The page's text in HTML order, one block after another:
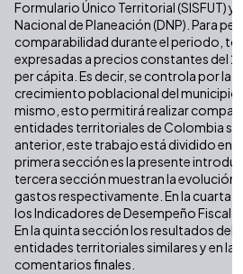
Formulario Único Territorial (SISFUT)
Nacional de Planeación (DNP). Para
comparabilidad durante el periodo,
expresadas a precios constantes del
per cápita. Es decir, se controla por la
crecimiento poblacional del municipio
mismo, esto permitirá realizar
entidades territoriales de Colombia
anterior, este trabajo está dividido en
primera sección es la presente
tercera sección muestran la evolución
gastos respectivamente. En la cuarta
los Indicadores de Desempeño Fiscal
En la quinta sección los resultados del
entidades territoriales similares y en la
comentarios finales.